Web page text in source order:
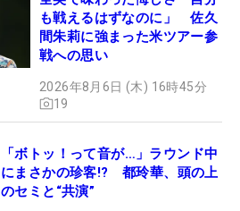
も戦えるはずなのに」 佐久
間朱莉に強まった米ツアー参
戦への思い
2026年8月6日 (木) 16時45分
19
「ボトッ！って音が…」ラウンド中
にまさかの珍客!? 都玲華、頭の上
のセミと“共演”